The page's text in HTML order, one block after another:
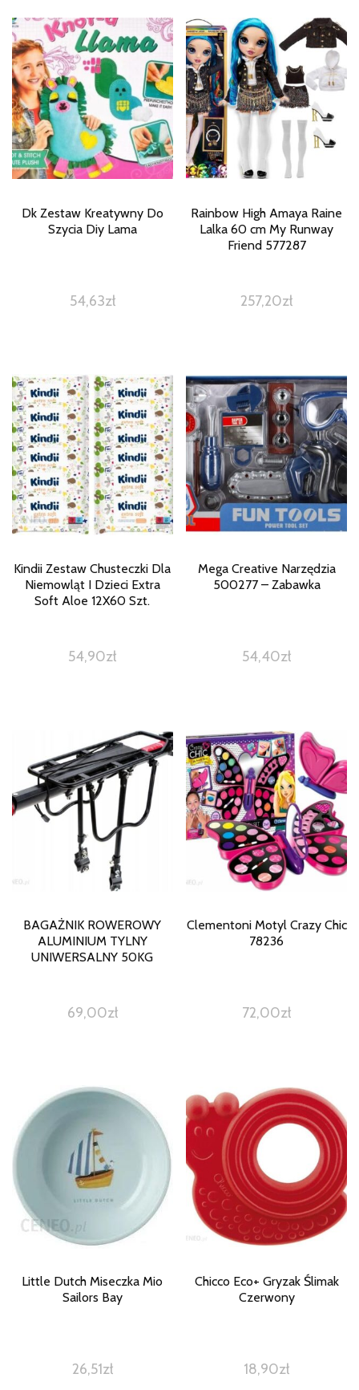
Dk Zestaw Kreatywny Do
Szycia Diy Lama
54,63zł
Rainbow High Amaya Raine
Lalka 60 cm My Runway
Friend 577287
257,20zł
Kindii Zestaw Chusteczki Dla
Niemowląt I Dzieci Extra
Soft Aloe 12X60 Szt.
54,90zł
Mega Creative Narzędzia
500277 – Zabawka
54,40zł
BAGAŻNIK ROWEROWY
ALUMINIUM TYLNY
UNIWERSALNY 50KG
69,00zł
Clementoni Motyl Crazy Chic
78236
72,00zł
Little Dutch Miseczka Mio
Sailors Bay
26,51zł
Chicco Eco+ Gryzak Ślimak
Czerwony
18,90zł